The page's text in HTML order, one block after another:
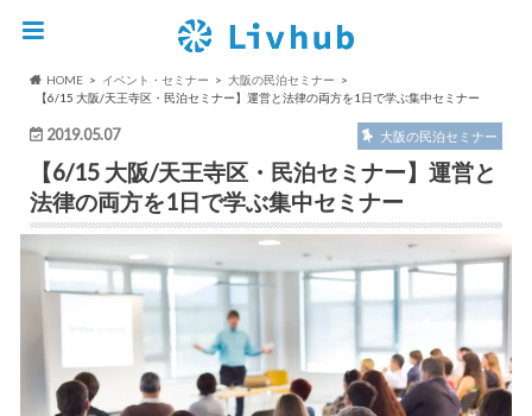
HOME イベント・セミナー
大阪の民泊セミナー
【6/15 大阪/天王寺区・民泊セミナー】運営と法律の両方を1日で学ぶ集中セミナー
2019.05.07 大阪の民泊セミナー
【6/15 大阪/天王寺区・民泊セミナー】運営と
法律の両方を1日で学ぶ集中セミナー